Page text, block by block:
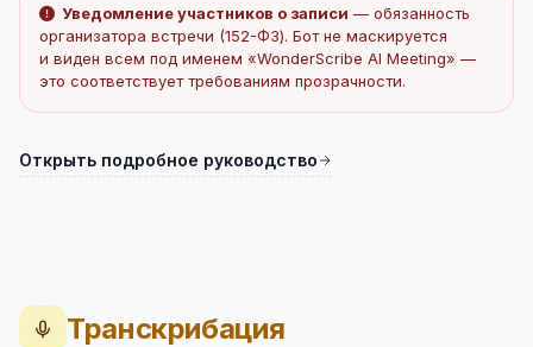
Уведомление участников о записи — обязанность
организатора встречи (152-ФЗ). Бот не маскируется
и виден всем под именем «WonderScribe AI Meeting» —
это соответствует требованиям прозрачности.
Открыть подробное руководство
Транскрибация